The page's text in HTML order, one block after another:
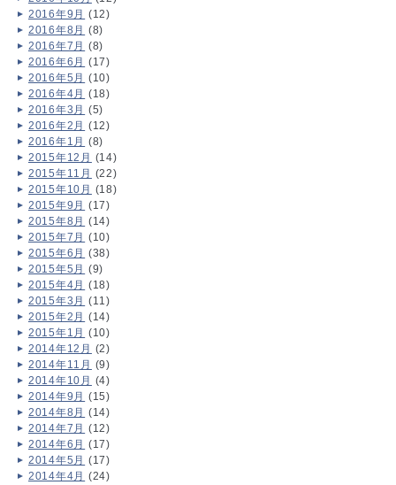
2016年9月 (12)
2016年8月 (8)
2016年7月 (8)
2016年6月 (17)
2016年5月 (10)
2016年4月 (18)
2016年3月 (5)
2016年2月 (12)
2016年1月 (8)
2015年12月 (14)
2015年11月 (22)
2015年10月 (18)
2015年9月 (17)
2015年8月 (14)
2015年7月 (10)
2015年6月 (38)
2015年5月 (9)
2015年4月 (18)
2015年3月 (11)
2015年2月 (14)
2015年1月 (10)
2014年12月 (2)
2014年11月 (9)
2014年10月 (4)
2014年9月 (15)
2014年8月 (14)
2014年7月 (12)
2014年6月 (17)
2014年5月 (17)
2014年4月 (24)